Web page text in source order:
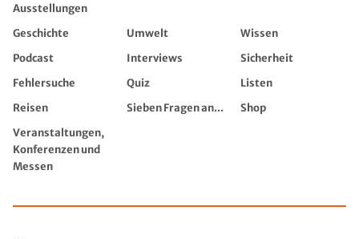
Ausstellungen
Geschichte Umwelt
Wissen
Podcast
Interviews
Sicherheit
Fehlersuche
Quiz
Listen
Reisen
Sieben Fragen an...
Shop
Veranstaltungen,
Konferenzen und
Messen